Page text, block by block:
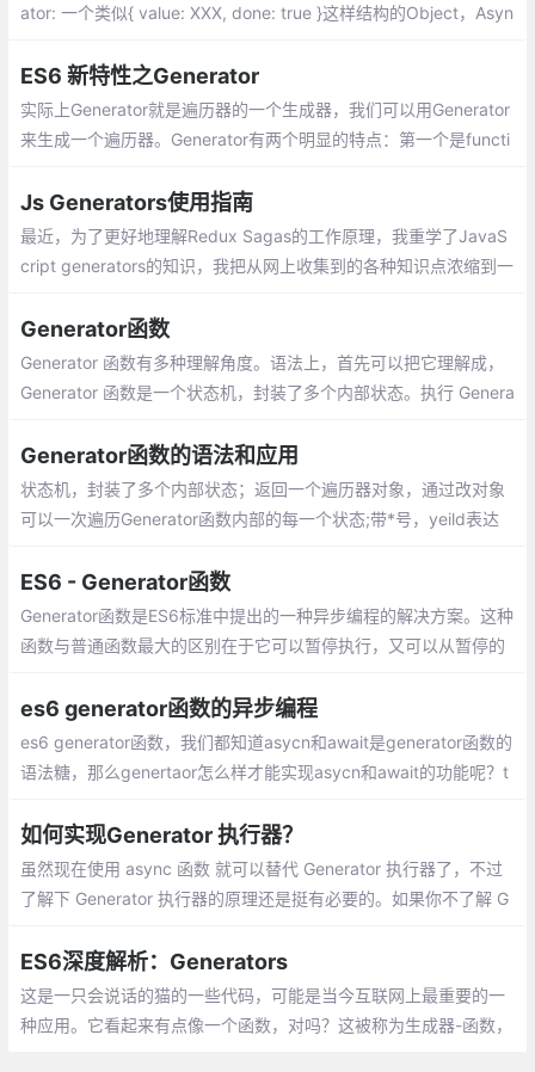
ator: 一个类似{ value: XXX, done: true }这样结构的Object，Asyn
ES6 新特性之Generator
实际上Generator就是遍历器的一个生成器，我们可以用Generator
来生成一个遍历器。Generator有两个明显的特点：第一个是functi
的。第二个是在函数体内部有一个yield的关键字
Js Generators使用指南
最近，为了更好地理解Redux Sagas的工作原理，我重学了JavaS
cript generators的知识，我把从网上收集到的各种知识点浓缩到一
学者的generators使用指南。
Generator函数
Generator 函数有多种理解角度。语法上，首先可以把它理解成，
Generator 函数是一个状态机，封装了多个内部状态。执行 Genera
态机，还是一个遍历器对象生成函数。返回的遍历器对象，可以依
次遍历 Generator 函数内部的每一个状态。
Generator函数的语法和应用
状态机，封装了多个内部状态；返回一个遍历器对象，通过改对象
可以一次遍历Generator函数内部的每一个状态;带*号，yeild表达
行，返回的也不是函数运行结果
ES6 - Generator函数
Generator函数是ES6标准中提出的一种异步编程的解决方案。这种
函数与普通函数最大的区别在于它可以暂停执行，又可以从暂停的
机，封装了许多内部状态。
es6 generator函数的异步编程
es6 generator函数，我们都知道asycn和await是generator函数的
语法糖，那么genertaor怎么样才能实现asycn和await的功能呢？t
如何实现Generator 执行器？
虽然现在使用 async 函数 就可以替代 Generator 执行器了，不过
了解下 Generator 执行器的原理还是挺有必要的。如果你不了解 G
ES6深度解析：Generators
这是一只会说话的猫的一些代码，可能是当今互联网上最重要的一
种应用。它看起来有点像一个函数，对吗？这被称为生成器-函数，